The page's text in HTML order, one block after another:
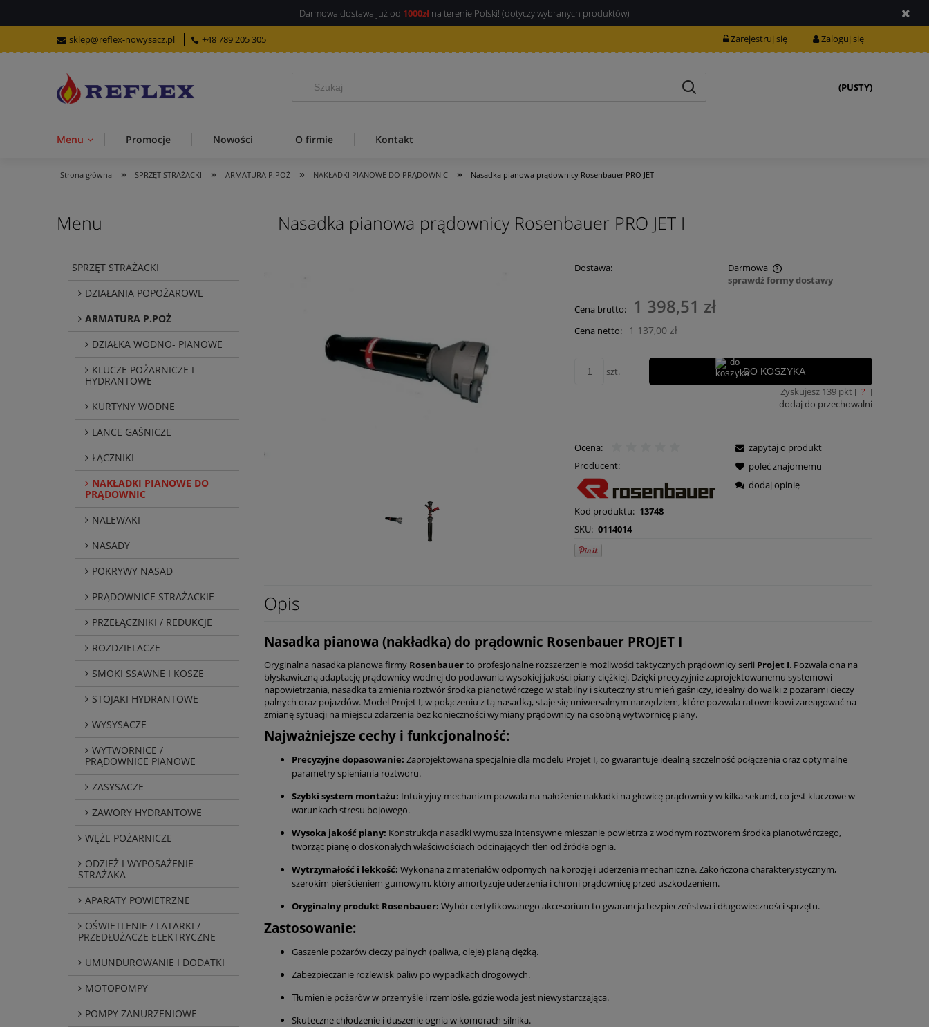
Darmowa dostawa już od 1000zł na terenie Polski! (dotyczy wybranych produktów)
sklep@reflex-nowysacz.pl +48 789 205 305 Zarejestruj się Zaloguj się
(PUSTY)
Menu Promocje Nowości O firmie Kontakt
Strona główna » SPRZĘT STRAŻACKI » ARMATURA P.POŻ » NAKŁADKI PIANOWE DO PRĄDOWNIC » Nasadka pianowa prądownicy Rosenbauer PRO JET I
Menu
SPRZĘT STRAŻACKI
DZIAŁANIA POPOŻAROWE
ARMATURA P.POŻ
DZIAŁKA WODNO- PIANOWE
KLUCZE POŻARNICZE I
HYDRANTOWE
KURTYNY WODNE
LANCE GAŚNICZE
ŁĄCZNIKI
NAKŁADKI PIANOWE DO
PRĄDOWNIC
NALEWAKI
NASADY
POKRYWY NASAD
PRĄDOWNICE STRAŻACKIE
PRZEŁĄCZNIKI / REDUKCJE
ROZDZIELACZE
SMOKI SSAWNE I KOSZE
STOJAKI HYDRANTOWE
WYSYSACZE
WYTWORNICE /
PRĄDOWNICE PIANOWE
ZASYSACZE
ZAWORY HYDRANTOWE
WĘŻE POŻARNICZE
ODZIEŻ I WYPOSAŻENIE
STRAŻAKA
APARATY POWIETRZNE
OŚWIETLENIE / LATARKI /
PRZEDŁUŻACZE ELEKTRYCZNE
UMUNDUROWANIE I DODATKI
MOTOPOMPY
POMPY ZANURZENIOWE
Nasadka pianowa prądownicy Rosenbauer PRO JET I
Dostawa: Darmowa
Cena nie zawiera ewentualnych kosztów
płatności
sprawdź formy dostawy
Cena brutto: 1 398,51 zł
Cena netto: 1 137,00 zł
szt. DO KOSZYKA
Zyskujesz 139pkt [ ? ]
dodaj do przechowalni
Ocena:
Producent:
Kod produktu: 13748
SKU: 0114014
zapytaj o produkt
poleć znajomemu
dodaj opinię
Opis
Nasadka pianowa (nakładka) do prądownic Rosenbauer PROJET I
Oryginalna nasadka pianowa firmy Rosenbauerto profesjonalne rozszerzenie możliwości taktycznych prądownicy serii Projet I. Pozwala ona na
błyskawiczną adaptację prądownicy wodnej do podawania wysokiej jakości piany ciężkiej. Dzięki precyzyjnie zaprojektowanemu systemowi
napowietrzania, nasadka ta zmienia roztwór środka pianotwórczego w stabilny i skuteczny strumień gaśniczy, idealny do walki z pożarami cieczy
palnych oraz pojazdów. Model Projet I, w połączeniu z tą nasadką, staje się uniwersalnym narzędziem, które pozwala ratownikowi zareagować na
zmianę sytuacji na miejscu zdarzenia bez konieczności wymiany prądownicy na osobną wytwornicę piany.
Najważniejsze cechy i funkcjonalność:
Precyzyjne dopasowanie: Zaprojektowana specjalnie dla modelu Projet I, co gwarantuje idealną szczelność połączenia oraz optymalne
parametry spieniania roztworu.
Szybki system montażu: Intuicyjny mechanizm pozwala na nałożenie nakładki na głowicę prądownicy w kilka sekund, co jest kluczowe w
warunkach stresu bojowego.
Wysoka jakość piany: Konstrukcja nasadki wymusza intensywne mieszanie powietrza z wodnym roztworem środka pianotwórczego,
tworząc pianę o doskonałych właściwościach odcinających tlen od źródła ognia.
Wytrzymałość i lekkość: Wykonana z materiałów odpornych na korozję i uderzenia mechaniczne. Zakończona charakterystycznym,
szerokim pierścieniem gumowym, który amortyzuje uderzenia i chroni prądownicę przed uszkodzeniem.
Oryginalny produkt Rosenbauer: Wybór certyfikowanego akcesorium to gwarancja bezpieczeństwa i długowieczności sprzętu.
Zastosowanie:
Gaszenie pożarów cieczy palnych (paliwa, oleje) pianą ciężką.
Zabezpieczanie rozlewisk paliw po wypadkach drogowych.
Tłumienie pożarów w przemyśle i rzemiośle, gdzie woda jest niewystarczająca.
Skuteczne chłodzenie i duszenie ognia w komorach silnika.